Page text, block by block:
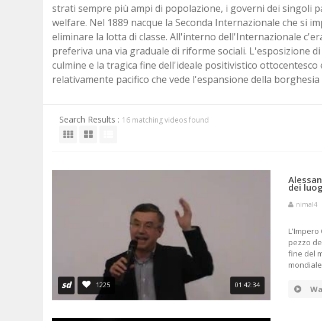
ITTITI
EBREI
FENICI
CIVILTÀ PRECOLOMBIANE
ETÀ MODERNA
L'ETÀ DEI LUMI E DELLE
RIVOLUZIONI
MODERNA (XVIII SECOLO)
ETÀ CONTEMPORANEA
PERIODO INTERBELLICO
SECONDA GUERRA MONDIALE
DOPOGUERRA E GUERRA FREDDA
MONETA UNICA E TERRORISMO
LA BUSSOLA E LA CLESSIDRA
PASSATO E PRESENTE
strati sempre più ampi di popolazione, i governi dei singoli
welfare. Nel 1889 nacque la Seconda Internazionale che si
eliminare la lotta di classe. All'interno dell'Internazionale
preferiva una via graduale di riforme sociali. L'esposizione
culmine e la tragica fine dell'ideale positivistico ottocentesco
relativamente pacifico che vede l'espansione della
Search Results : 16 matching videos found
sd 1225 01:42:34
dei
pezzo
fine del